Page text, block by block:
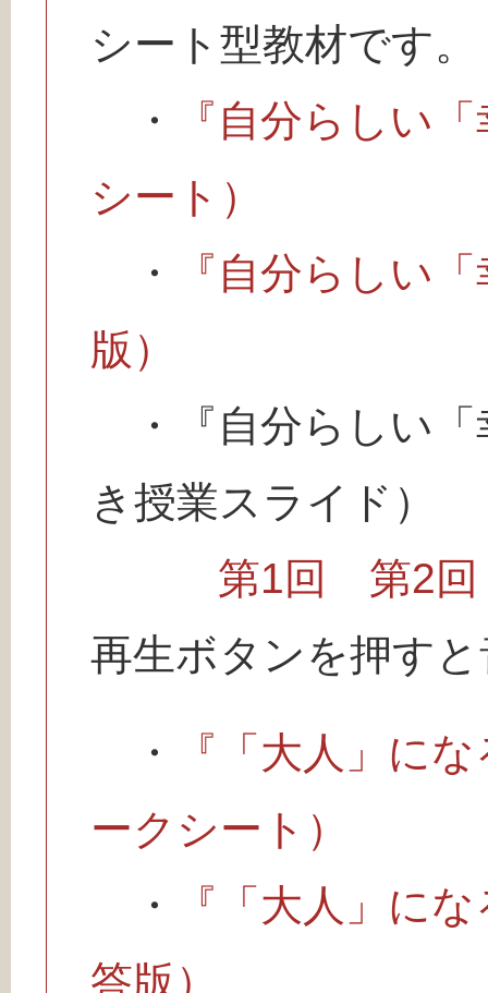
シート型教材です。
・
『自分らしい
シート）
・
『自分らしい
版）
・『自分らしい「
き授業スライド）
第1回
第2回
再生ボタンを押す
・
『「大人」に
ークシート）
・
『「大人」に
答版）